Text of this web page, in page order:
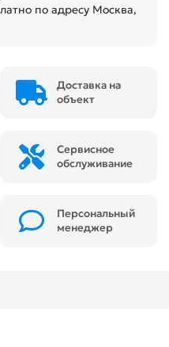
по адресу Москва,
Доставка на
объект
Сервисное
обслуживание
Персональный
менеджер